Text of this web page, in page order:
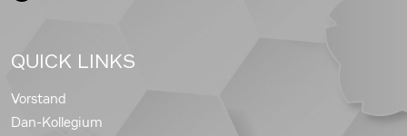
QUICK LINKS
Vorstand
Dan-Kollegium